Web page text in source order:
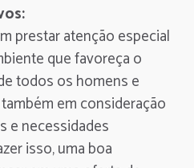
prestar atenção especial
que favoreça o
todos os homens e
em consideração
e necessidades
isso, uma boa